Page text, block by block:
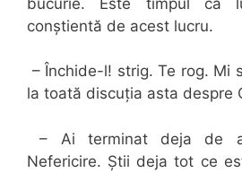
conștientă de acest lucru.
– Închide-l! strig. Te rog. Mi
la toată discuția asta despre
– Ai terminat deja de
Nefericire. Știi deja tot ce